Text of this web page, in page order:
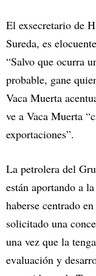
El exsecretario de
Sureda, es
“Salvo que ocurra
probable, gane
Vaca Muerta
ve a Vaca Muerta
exportaciones”.
La petrolera del
están aportando a
haberse centrado
solicitado una
una vez que la
evaluación y